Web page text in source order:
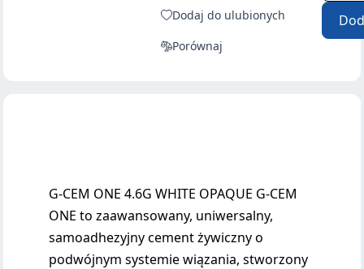
Dodaj do ulubionych
Porównaj
G-CEM ONE 4.6G WHITE OPAQUE G-CEM
ONE to zaawansowany, uniwersalny,
samoadhezyjny cement żywiczny o
podwójnym systemie wiązania, stworzony